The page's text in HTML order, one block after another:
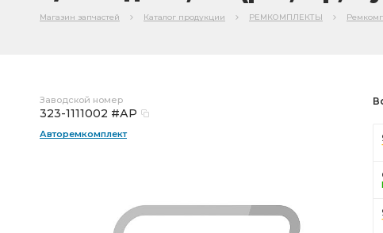
Магазин запчастей Каталог продукции РЕМКОМПЛЕКТЫ
Заводской номер
323-1111002 #АР
Авторемкомплект